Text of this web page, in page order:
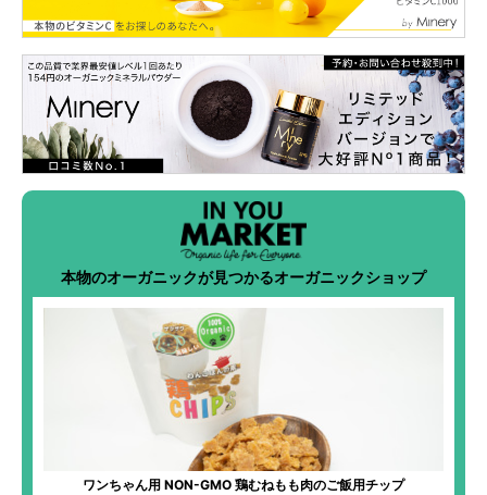
本物のオーガニックが見つかるオーガニックショップ
ワンちゃん用 NON-GMO 鶏むねもも肉のご飯用チップ